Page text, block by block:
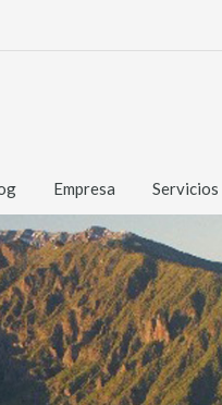
Empresa Servicios